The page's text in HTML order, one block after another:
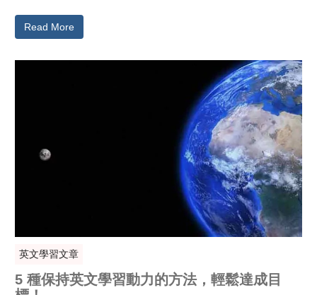
Read More
英文學習文章
5 種保持英文學習動力的方法，輕鬆達成目